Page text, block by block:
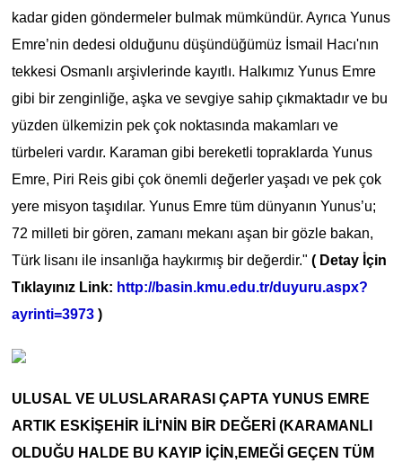
kadar giden göndermeler bulmak mümkündür. Ayrıca Yunus
Emre’nin dedesi olduğunu düşündüğümüz İsmail Hacı'nın
tekkesi Osmanlı arşivlerinde kayıtlı. Halkımız Yunus Emre
gibi bir zenginliğe, aşka ve sevgiye sahip çıkmaktadır ve bu
yüzden ülkemizin pek çok noktasında makamları ve
türbeleri vardır. Karaman gibi bereketli topraklarda Yunus
Emre, Piri Reis gibi çok önemli değerler yaşadı ve pek çok
yere misyon taşıdılar. Yunus Emre tüm dünyanın Yunus’u;
72 milleti bir gören, zamanı mekanı aşan bir gözle bakan,
Türk lisanı ile insanlığa haykırmış bir değerdir." ( Detay İçin
Tıklayınız Link: http://basin.kmu.edu.tr/duyuru.aspx?
ayrinti=3973 )
ULUSAL VE ULUSLARARASI ÇAPTA YUNUS EMRE
ARTIK ESKİŞEHİR İLİ'NİN BİR DEĞERİ (KARAMANLI
OLDUĞU HALDE BU KAYIP İÇİN,EMEĞİ GEÇEN TÜM